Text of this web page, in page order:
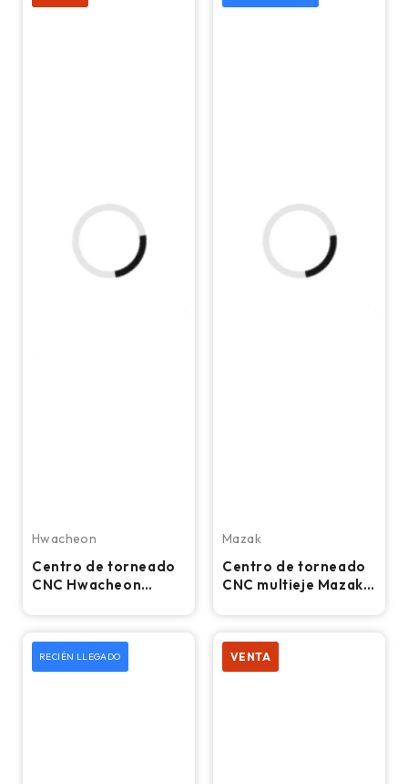
Hwacheon
Centro de torneado
CNC Hwacheon
Mazak
Centro de torneado
CNC multieje Mazak
RECIÉN LLEGADO VENTA